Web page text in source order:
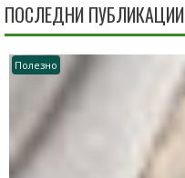
ПОСЛЕДНИ ПУБЛИКАЦИИ
Полезно